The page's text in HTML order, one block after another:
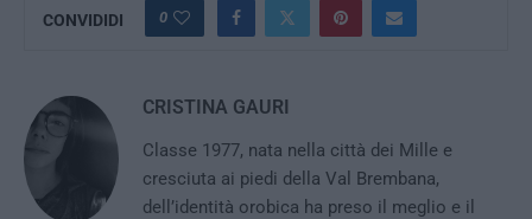
CONVIDIDI 0
CRISTINA GAURI
Classe 1977, nata nella città dei Mille e
cresciuta ai piedi della Val Brembana,
dell’identità orobica ha preso il meglio e il